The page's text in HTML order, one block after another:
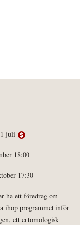
juli
18:00
17:30
ha ett föredrag om
ihop programmet inför
ett entomologisk